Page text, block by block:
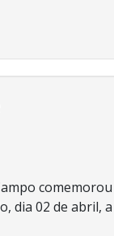
dia 02 de abril,